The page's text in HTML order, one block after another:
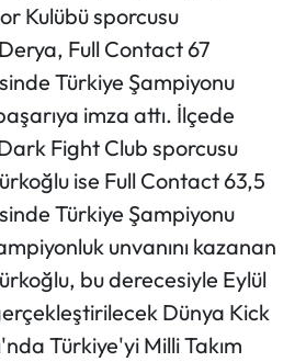
Kulübü sporcusu
Full Contact 67
Türkiye Şampiyonu
imza attı. İlçede
Fight Club sporcusu
ise Full Contact 63,5
Türkiye Şampiyonu
unvanını kazanan
bu derecesiyle Eylül
Dünya Kick
Türkiye'yi Milli Takım